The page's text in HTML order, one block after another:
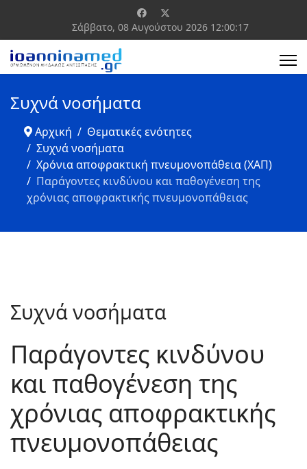
Σάββατο, 08 Αυγούστου 2026 12:00:18
Συχνά νοσήματα
Αρχική
Θεματικές ενότητες
Συχνά νοσήματα
Χρόνια αποφρακτική πνευμονοπάθεια (ΧΑΠ)
Παράγοντες κινδύνου και παθογένεση της
χρόνιας αποφρακτικής πνευμονοπάθειας
Συχνά νοσήματα
Παράγοντες κινδύνου
και παθογένεση της
χρόνιας αποφρακτικής
πνευμονοπάθειας